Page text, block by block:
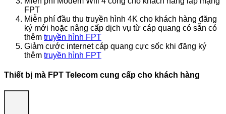
FPT
Miễn phí đầu thu truyền hình 4K cho khách hàng đăng
ký mới hoặc nâng cấp dịch vụ từ cáp quang có sẵn có
thêm truyền hình FPT
Giảm cước internet cáp quang cực sốc khi đăng ký
thêm truyền hình FPT
Thiết bị mà FPT Telecom cung cấp cho khách hàng